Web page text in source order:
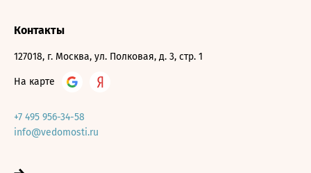
Контакты
127018, г. Москва, ул. Полковая, д. 3, стр. 1
На карте
+7 495 956-34-58
info@vedomosti.ru